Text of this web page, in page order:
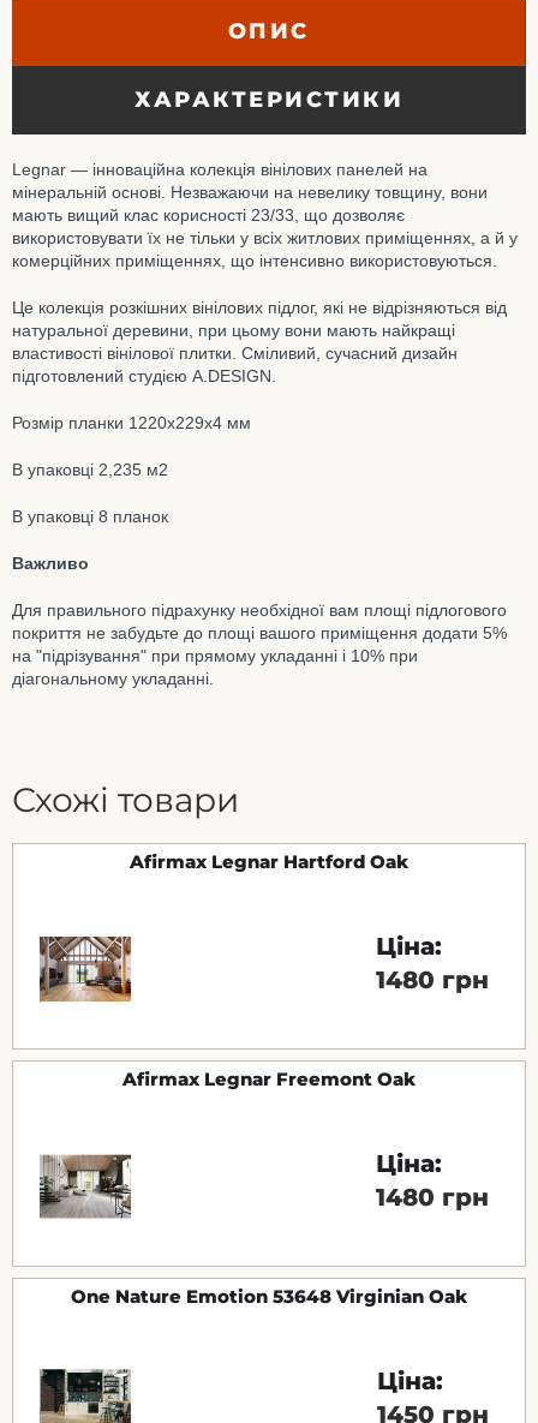
ОПИС
ХАРАКТЕРИСТИКИ
Legnar — інноваційна колекція вінілових панелей на
мінеральній основі. Незважаючи на невелику товщину, вони
мають вищий клас корисності 23/33, що дозволяє
використовувати їх не тільки у всіх житлових приміщеннях, а й у
комерційних приміщеннях, що інтенсивно використовуються.
Це колекція розкішних вінілових підлог, які не відрізняються від
натуральної деревини, при цьому вони мають найкращі
властивості вінілової плитки. Сміливий, сучасний дизайн
підготовлений студією A.DESIGN.
Розмір планки 1220х229x4 мм
В упаковці 2,235 м2
В упаковці 8 планок
Важливо
Для правильного підрахунку необхідної вам площі підлогового
покриття не забудьте до площі вашого приміщення додати 5%
на "підрізування" при прямому укладанні і 10% при
діагональному укладанні.
Схожі товари
Afirmax Legnar Hartford Oak
Ціна:
1480 грн
Afirmax Legnar Freemont Oak
Ціна:
1480 грн
One Nature Emotion 53648 Virginian Oak
Ціна:
1450 грн